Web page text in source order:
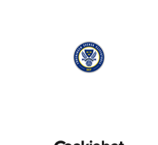
OFFICIELL